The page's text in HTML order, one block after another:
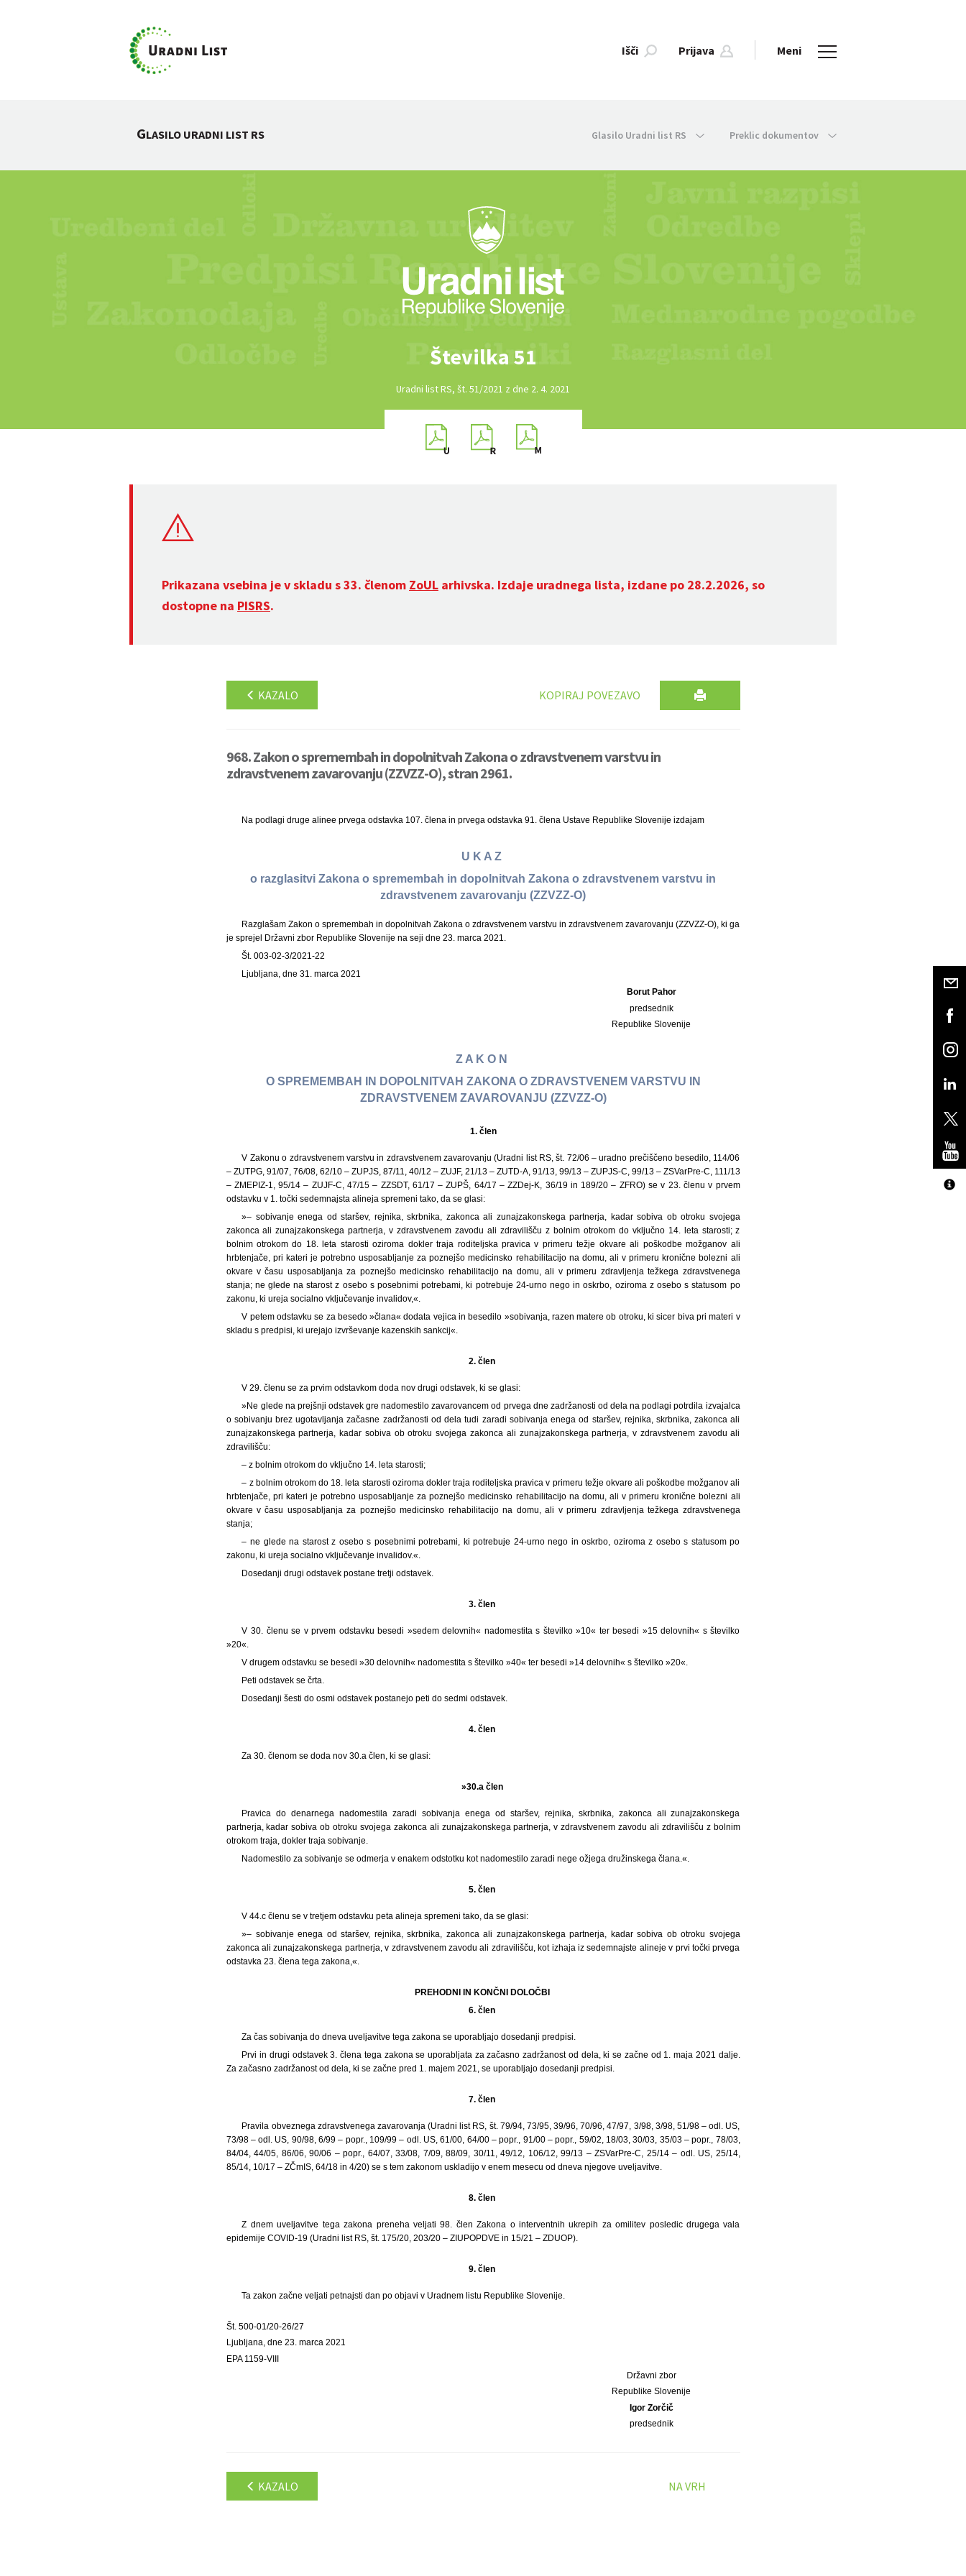
Išči Prijava Meni
GLASILO URADNI LIST RS Glasilo Uradni list RS Preklic dokumentov
Številka 51
Uradni list RS, št. 51/2021 z dne 2. 4. 2021
Prikazana vsebina je v skladu s 33. členom ZoUL arhivska. Izdaje uradnega lista, izdane po 28.2.2026, so
dostopne na PISRS.
KAZALO KOPIRAJ POVEZAVO
968. Zakon o spremembah in dopolnitvah Zakona o zdravstvenem varstvu in
zdravstvenem zavarovanju (ZZVZZ-O), stran 2961.
Na podlagi druge alinee prvega odstavka 107. člena in prvega odstavka 91. člena Ustave Republike Slovenije izdajam
U K A Z
o razglasitvi Zakona o spremembah in dopolnitvah Zakona o zdravstvenem varstvu in
zdravstvenem zavarovanju (ZZVZZ-O)
Razglašam Zakon o spremembah in dopolnitvah Zakona o zdravstvenem varstvu in zdravstvenem zavarovanju (ZZVZZ-O), ki ga
je sprejel Državni zbor Republike Slovenije na seji dne 23. marca 2021.
Št. 003-02-3/2021-22
Ljubljana, dne 31. marca 2021
Borut Pahor
predsednik
Republike Slovenije
Z A K O N
O SPREMEMBAH IN DOPOLNITVAH ZAKONA O ZDRAVSTVENEM VARSTVU IN
ZDRAVSTVENEM ZAVAROVANJU (ZZVZZ-O)
1. člen
V Zakonu o zdravstvenem varstvu in zdravstvenem zavarovanju (Uradni list RS, št. 72/06 – uradno prečiščeno besedilo, 114/06
– ZUTPG, 91/07, 76/08, 62/10 – ZUPJS, 87/11, 40/12 – ZUJF, 21/13 – ZUTD-A, 91/13, 99/13 – ZUPJS-C, 99/13 – ZSVarPre-C, 111/13
– ZMEPIZ-1, 95/14 – ZUJF-C, 47/15 – ZZSDT, 61/17 – ZUPŠ, 64/17 – ZZDej-K, 36/19 in 189/20 – ZFRO) se v 23. členu v prvem
odstavku v 1. točki sedemnajsta alineja spremeni tako, da se glasi:
»– sobivanje enega od staršev, rejnika, skrbnika, zakonca ali zunajzakonskega partnerja, kadar sobiva ob otroku svojega
zakonca ali zunajzakonskega partnerja, v zdravstvenem zavodu ali zdravilišču z bolnim otrokom do vključno 14. leta starosti; z
bolnim otrokom do 18. leta starosti oziroma dokler traja roditeljska pravica v primeru težje okvare ali poškodbe možganov ali
hrbtenjače, pri kateri je potrebno usposabljanje za poznejšo medicinsko rehabilitacijo na domu, ali v primeru kronične bolezni ali
okvare v času usposabljanja za poznejšo medicinsko rehabilitacijo na domu, ali v primeru zdravljenja težkega zdravstvenega
stanja; ne glede na starost z osebo s posebnimi potrebami, ki potrebuje 24-urno nego in oskrbo, oziroma z osebo s statusom po
zakonu, ki ureja socialno vključevanje invalidov,«.
V petem odstavku se za besedo »člana« dodata vejica in besedilo »sobivanja, razen matere ob otroku, ki sicer biva pri materi v
skladu s predpisi, ki urejajo izvrševanje kazenskih sankcij«.
2. člen
V 29. členu se za prvim odstavkom doda nov drugi odstavek, ki se glasi:
»Ne glede na prejšnji odstavek gre nadomestilo zavarovancem od prvega dne zadržanosti od dela na podlagi potrdila izvajalca
o sobivanju brez ugotavljanja začasne zadržanosti od dela tudi zaradi sobivanja enega od staršev, rejnika, skrbnika, zakonca ali
zunajzakonskega partnerja, kadar sobiva ob otroku svojega zakonca ali zunajzakonskega partnerja, v zdravstvenem zavodu ali
zdravilišču:
– z bolnim otrokom do vključno 14. leta starosti;
– z bolnim otrokom do 18. leta starosti oziroma dokler traja roditeljska pravica v primeru težje okvare ali poškodbe možganov ali
hrbtenjače, pri kateri je potrebno usposabljanje za poznejšo medicinsko rehabilitacijo na domu, ali v primeru kronične bolezni ali
okvare v času usposabljanja za poznejšo medicinsko rehabilitacijo na domu, ali v primeru zdravljenja težkega zdravstvenega
stanja;
– ne glede na starost z osebo s posebnimi potrebami, ki potrebuje 24-urno nego in oskrbo, oziroma z osebo s statusom po
zakonu, ki ureja socialno vključevanje invalidov.«.
Dosedanji drugi odstavek postane tretji odstavek.
3. člen
V 30. členu se v prvem odstavku besedi »sedem delovnih« nadomestita s številko »10« ter besedi »15 delovnih« s številko
»20«.
V drugem odstavku se besedi »30 delovnih« nadomestita s številko »40« ter besedi »14 delovnih« s številko »20«.
Peti odstavek se črta.
Dosedanji šesti do osmi odstavek postanejo peti do sedmi odstavek.
4. člen
Za 30. členom se doda nov 30.a člen, ki se glasi:
»30.a člen
Pravica do denarnega nadomestila zaradi sobivanja enega od staršev, rejnika, skrbnika, zakonca ali zunajzakonskega
partnerja, kadar sobiva ob otroku svojega zakonca ali zunajzakonskega partnerja, v zdravstvenem zavodu ali zdravilišču z bolnim
otrokom traja, dokler traja sobivanje.
Nadomestilo za sobivanje se odmerja v enakem odstotku kot nadomestilo zaradi nege ožjega družinskega člana.«.
5. člen
V 44.c členu se v tretjem odstavku peta alineja spremeni tako, da se glasi:
»– sobivanje enega od staršev, rejnika, skrbnika, zakonca ali zunajzakonskega partnerja, kadar sobiva ob otroku svojega
zakonca ali zunajzakonskega partnerja, v zdravstvenem zavodu ali zdravilišču, kot izhaja iz sedemnajste alineje v prvi točki prvega
odstavka 23. člena tega zakona,«.
PREHODNI IN KONČNI DOLOČBI
6. člen
Za čas sobivanja do dneva uveljavitve tega zakona se uporabljajo dosedanji predpisi.
Prvi in drugi odstavek 3. člena tega zakona se uporabljata za začasno zadržanost od dela, ki se začne od 1. maja 2021 dalje.
Za začasno zadržanost od dela, ki se začne pred 1. majem 2021, se uporabljajo dosedanji predpisi.
7. člen
Pravila obveznega zdravstvenega zavarovanja (Uradni list RS, št. 79/94, 73/95, 39/96, 70/96, 47/97, 3/98, 3/98, 51/98 – odl. US,
73/98 – odl. US, 90/98, 6/99 – popr., 109/99 – odl. US, 61/00, 64/00 – popr., 91/00 – popr., 59/02, 18/03, 30/03, 35/03 – popr., 78/03,
84/04, 44/05, 86/06, 90/06 – popr., 64/07, 33/08, 7/09, 88/09, 30/11, 49/12, 106/12, 99/13 – ZSVarPre-C, 25/14 – odl. US, 25/14,
85/14, 10/17 – ZČmIS, 64/18 in 4/20) se s tem zakonom uskladijo v enem mesecu od dneva njegove uveljavitve.
8. člen
Z dnem uveljavitve tega zakona preneha veljati 98. člen Zakona o interventnih ukrepih za omilitev posledic drugega vala
epidemije COVID-19 (Uradni list RS, št. 175/20, 203/20 – ZIUPOPDVE in 15/21 – ZDUOP).
9. člen
Ta zakon začne veljati petnajsti dan po objavi v Uradnem listu Republike Slovenije.
Št. 500-01/20-26/27
Ljubljana, dne 23. marca 2021
EPA 1159-VIII
Državni zbor
Republike Slovenije
Igor Zorčič
predsednik
KAZALO NA VRH